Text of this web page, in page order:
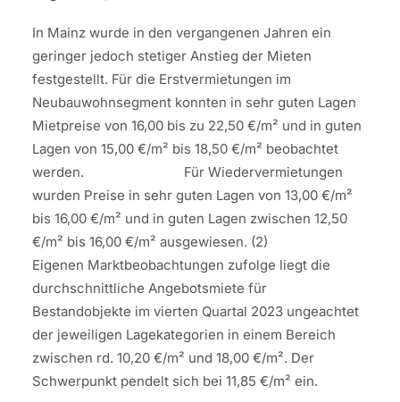
In Mainz wurde in den vergangenen Jahren ein
geringer jedoch stetiger Anstieg der Mieten
festgestellt. Für die Erstvermietungen im
Neubauwohnsegment konnten in sehr guten Lagen
Mietpreise von 16,00 bis zu 22,50 €/m² und in guten
Lagen von 15,00 €/m² bis 18,50 €/m² beobachtet
werden. Für Wiedervermietungen
wurden Preise in sehr guten Lagen von 13,00 €/m²
bis 16,00 €/m² und in guten Lagen zwischen 12,50
€/m² bis 16,00 €/m² ausgewiesen. (2)
Eigenen Marktbeobachtungen zufolge liegt die
durchschnittliche Angebotsmiete für
Bestandobjekte im vierten Quartal 2023 ungeachtet
der jeweiligen Lagekategorien in einem Bereich
zwischen rd. 10,20 €/m² und 18,00 €/m². Der
Schwerpunkt pendelt sich bei 11,85 €/m² ein.